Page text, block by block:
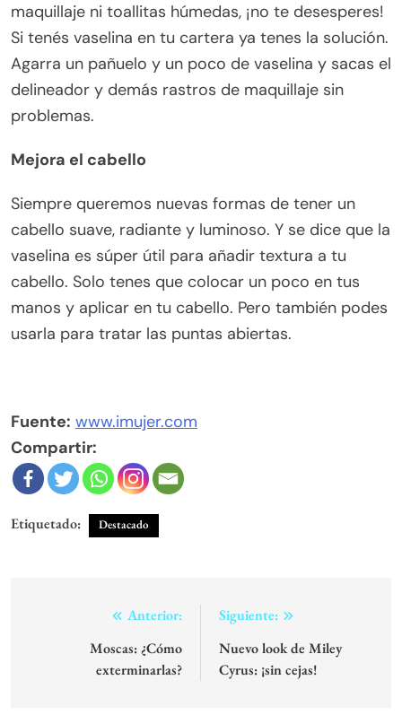
maquillaje ni toallitas húmedas, ¡no te desesperes!
Si tenés vaselina en tu cartera ya tenes la solución.
Agarra un pañuelo y un poco de vaselina y sacas el
delineador y demás rastros de maquillaje sin
problemas.
Mejora el cabello
Siempre queremos nuevas formas de tener un
cabello suave, radiante y luminoso. Y se dice que la
vaselina es súper útil para añadir textura a tu
cabello. Solo tenes que colocar un poco en tus
manos y aplicar en tu cabello. Pero también podes
usarla para tratar las puntas abiertas.
Fuente: www.imujer.com
Compartir:
Etiquetado: Destacado
Navegación
entradas
Anterior:
Moscas: ¿Cómo
exterminarlas?
Siguiente:
Nuevo look de Miley
Cyrus: ¡sin cejas!